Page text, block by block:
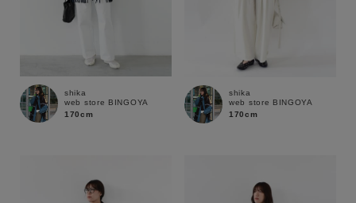
shika
web store BINGOYA
170cm
shika
web store BINGOYA
170cm